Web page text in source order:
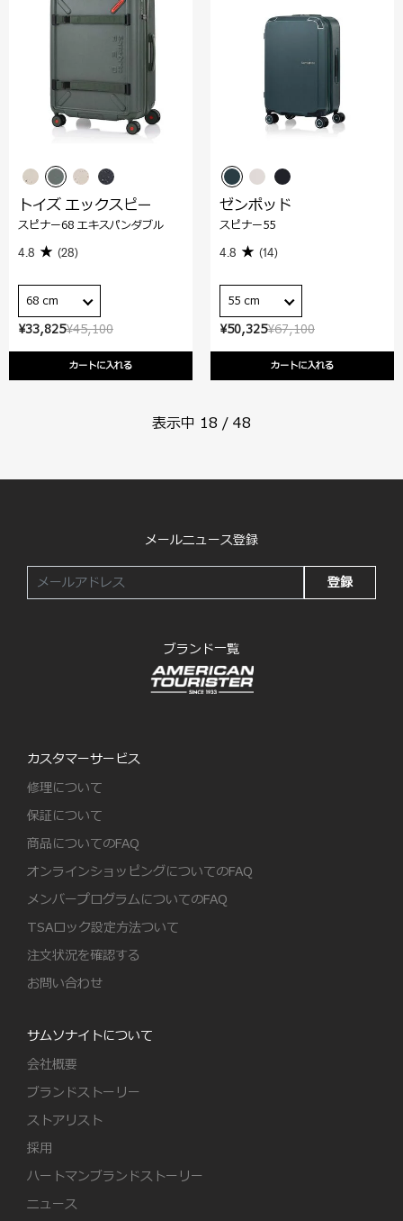
¥45,100
¥33,825
カートに入れる
トイズ エックスピー
スピナー68 エキスパンダブル
4.8 (28)
68 cm
¥67,100
¥50,325
カートに入れる
ゼンポッド
スピナー55
4.8 (14)
55 cm
表示中 18 / 48
メールニュース登録
登録
ブランド一覧
カスタマーサービス
修理について
保証について
商品についてのFAQ
オンラインショッピングについてのFAQ
メンバープログラムについてのFAQ
TSAロック設定方法ついて
注文状況を確認する
お問い合わせ
サムソナイトについて
会社概要
ブランドストーリー
ストアリスト
採用
ハートマンブランドストーリー
ニュース